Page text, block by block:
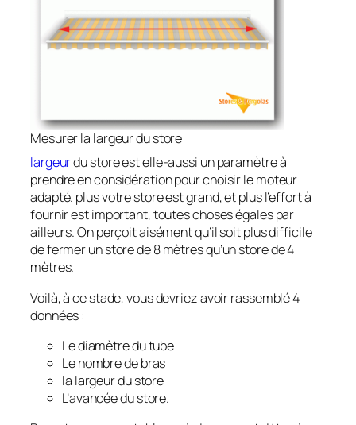
Mesurer la largeur du store
largeurdu store est elle-aussi un paramètre à
prendre en considération pour choisir le moteur
adapté. plus votre store est grand, et plus l’effort à
fournir est important, toutes choses égales par
ailleurs. On perçoit aisément qu’il soit plus difficile
de fermer un store de 8 mètres qu’un store de 4
mètres.
Voilà, à ce stade, vous devriez avoir rassemblé 4
données :
Le diamètre du tube
Le nombre de bras
la largeur du store
L’avancée du store.